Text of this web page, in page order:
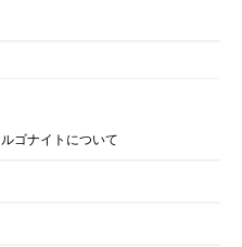
ゴナイトについて